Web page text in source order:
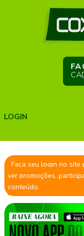
LOGIN
Faça seu login no site
ver promoções,
conteúdo.